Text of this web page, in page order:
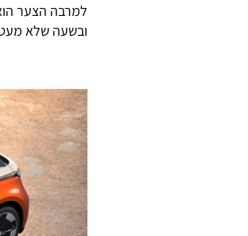
למרבה הצער
ובשעה שלא